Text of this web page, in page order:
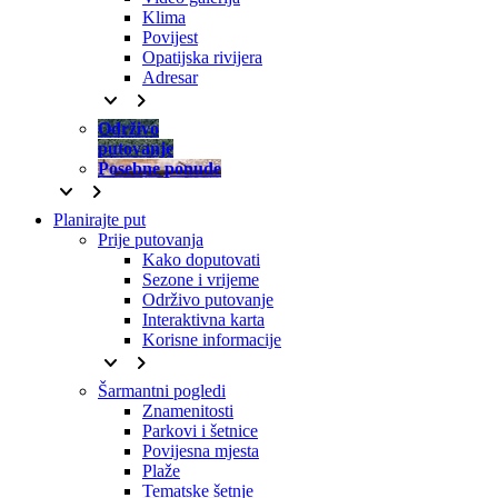
Klima
Povijest
Opatijska rivijera
Adresar
keyboard_arrow_down keyboard_arrow_right
Održivo
putovanje
Posebne ponude
keyboard_arrow_down keyboard_arrow_right
Planirajte put
Prije putovanja
Kako doputovati
Sezone i vrijeme
Održivo putovanje
Interaktivna karta
Korisne informacije
keyboard_arrow_down keyboard_arrow_right
Šarmantni pogledi
Znamenitosti
Parkovi i šetnice
Povijesna mjesta
Plaže
Tematske šetnje